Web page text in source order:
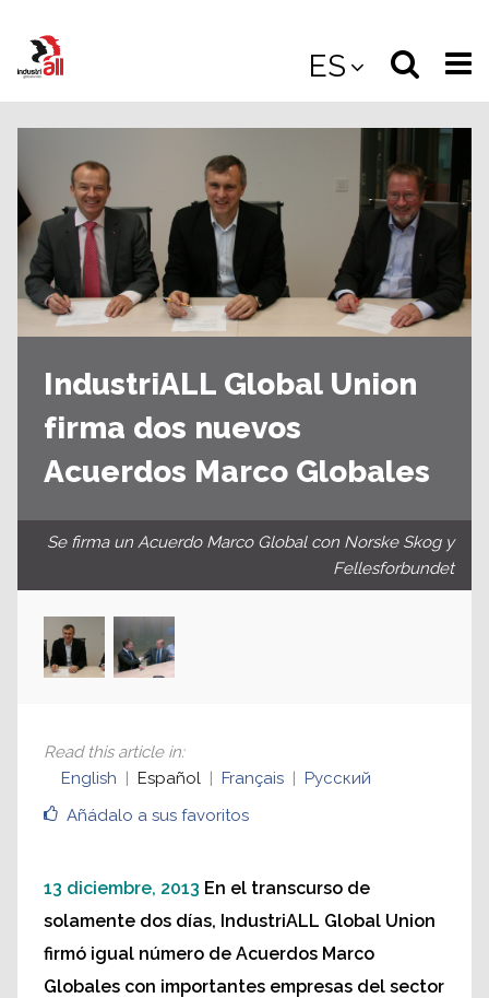
main
ES
Select
the
site
IndustriALL Global Union
firma dos nuevos
Acuerdos Marco Globales
Se firma un Acuerdo Marco Global con Norske Skog y
Fellesforbundet
Añádalo a sus favoritos
Read this article in:
English
Español Français Русский
13 diciembre, 2013 En el transcurso de
solamente dos días, IndustriALL Global Union
firmó igual número de Acuerdos Marco
Globales con importantes empresas del sector